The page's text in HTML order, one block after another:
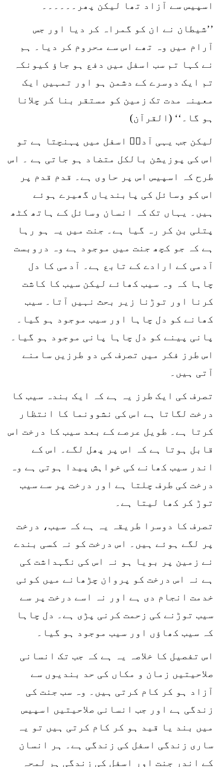
اسپیس سے آزاد تھا لیکن پھر۔۔۔۔۔۔
’’شیطان نے ان کو گمراہ کر دیا اور جس
آرام میں وہ تھے اس سے محروم کر دیا۔ ہم
نے کہا تم سب اسفل میں دفع ہو جاؤ کیونکہ
تم ایک دوسرے کے دشمن ہو اور تمہیں ایک
معینہ مدت تک زمین کو مستقر بنا کر چلانا
ہو گا۔‘‘ (القرآن)
لیکن جب یہی آدمؑ اسفل میں پہنچتا ہے تو
اس کی پوزیشن بالکل متضاد ہو جاتی ہے ۔ اس
طرح کہ اسپیس اس پر حاوی ہے۔ قدم قدم پر
اس کو وسائل کی پابندیاں گھیرے ہوئے
ہیں۔ یہاں تک کہ انسان وسائل کے ہاتھ کٹھ
پتلی بن کر رہ گیا ہے۔ جنت میں یہ ہو رہا
ہے کہ جو کچھ جنت میں موجود ہے وہ دروبست
آدمی کے ارادے کے تابع ہے۔ آدمی کا دل
چاہا کہ وہ سیب کھائے لیکن سیب کا کاشت
کرنا اور توڑنا زیر بحث نہیں آتا۔ سیب
کھانے کو دل چاہا اور سیب موجود ہو گیا۔
پانی پینے کو دل چاہا پانی موجود ہو گیا۔
اس طرز فکر میں تصرف کی دو طرزیں سامنے
آتی ہیں۔
تصرف کی ایک طرز یہ ہے کہ ایک بندہ سیب کا
درخت لگاتا ہے اس کی نشوونما کا انتظار
کرتا ہے۔ طویل عرصے کے بعد سیب کا درخت اس
قابل ہوتا ہے کہ اس پر پھل لگے۔ اس کے
اندر سیب کھانے کی خواہش پیدا ہوتی ہے وہ
درخت کی طرف چلتا ہے اور درخت پر سے سیب
توڑ کر کھا لیتا ہے۔
تصرف کا دوسرا طریقہ یہ ہے کہ سیب، درخت
پر لگے ہوئے ہیں۔ اس درخت کو نہ کسی بندے
نے زمین پر بویا ہو نہ اس کی نگہداشت کی
ہے نہ اس درخت کو پروان چڑھانے میں کوئی
خدمت انجام دی ہے اور نہ اسے درخت پر سے
سیب توڑنے کی زحمت کرنی پڑی ہے۔ دل چاہا
کہ سیب کھاؤں اور سیب موجود ہو گیا۔
اس تفصیل کا خلاصہ یہ ہے کہ جب تک انسانی
صلاحیتیں زمان و مکاں کی حد بندیوں سے
آزاد ہو کر کام کرتی ہیں۔ وہ سب جنت کی
زندگی ہے اور جب انسانی صلاحیتیں اسپیس
میں بند یا قید ہو کر کام کرتی ہیں تو یہ
ساری زندگی اسفل کی زندگی ہے۔ ہر انسان
کے اندر جنت اور اسفل کی زندگی ہر لمحہ